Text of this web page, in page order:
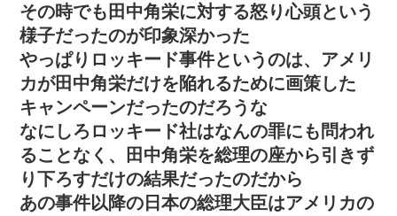
その時でも田中角栄に対する怒り心頭という
様子だったのが印象深かった
やっぱりロッキード事件というのは、アメリ
カが田中角栄だけを陥れるために画策した
キャンペーンだったのだろうな
なにしろロッキード社はなんの罪にも問われ
ることなく、田中角栄を総理の座から引きず
り下ろすだけの結果だったのだから
あの事件以降の日本の総理大臣はアメリカの